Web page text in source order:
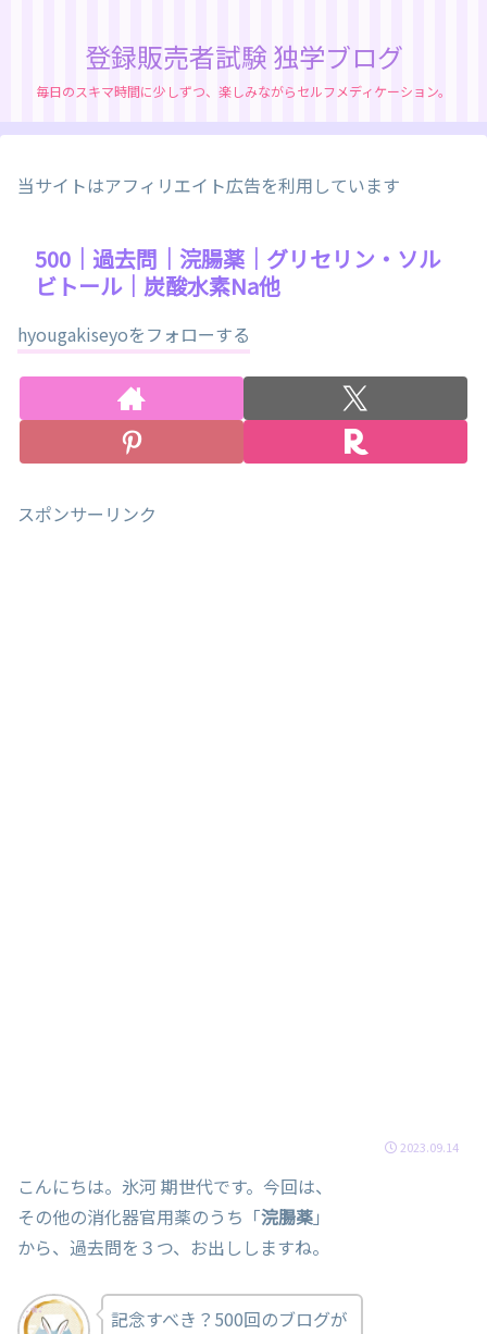
登録販売者試験 独学ブログ
毎日のスキマ時間に少しずつ、楽しみながらセルフメディケーション。
当サイトはアフィリエイト広告を利用しています
500｜過去問｜浣腸薬｜グリセリン・ソル
ビトール｜炭酸水素Na他
hyougakiseyoをフォローする
スポンサーリンク
2023.09.14
こんにちは。氷河 期世代です。今回は、
その他の消化器官用薬のうち「浣腸薬」
から、過去問を３つ、お出ししますね。
記念すべき？500回のブログが